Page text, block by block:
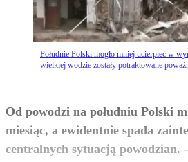
Południe Polski mogło mniej ucierpieć w
wielkiej wodzie zostały potraktowane
Od powodzi na południu Polski
miesiąc, a ewidentnie spada
centralnych sytuacją powodzian.